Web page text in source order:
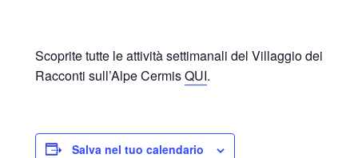
Scoprite tutte le attività settimanali del Villaggio dei
Racconti sull’Alpe CermisQUI.
Salva nel tuo calendario